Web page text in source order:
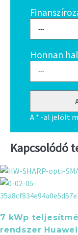
Honnan
A * -al jelölt
Kapcsolódó
7 kWp
rendszer